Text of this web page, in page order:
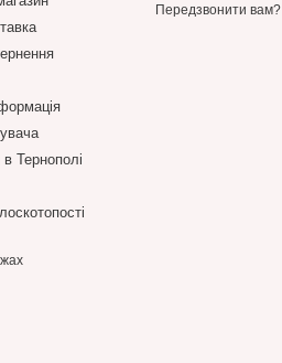
Тернополі
Передзвонити вам?